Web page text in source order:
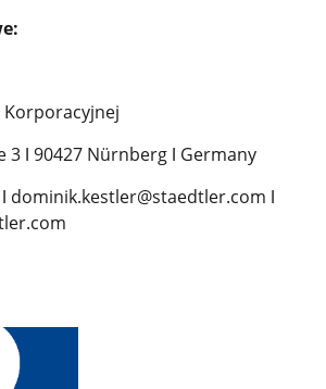
Korporacyjnej
3 ǀ 90427 Nürnberg ǀ Germany
ǀ dominik.kestler@staedtler.com ǀ